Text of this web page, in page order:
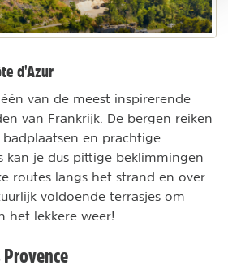
d'Azur
van de meest inspirerende
van Frankrijk. De bergen reiken
en prachtige
kan je dus pittige beklimmingen
routes langs het strand en over
voldoende terrasjes om
het lekkere weer!